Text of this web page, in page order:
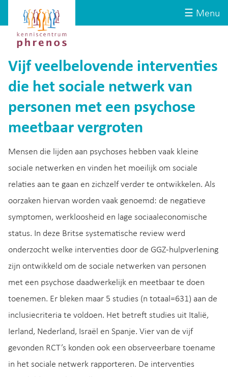
☰ Menu
Kenniscentrum
Phrenos
website
Vijf veelbelovende interventies
die het sociale netwerk van
personen met een psychose
meetbaar vergroten
Mensen die lijden aan psychoses hebben vaak kleine
sociale netwerken en vinden het moeilijk om sociale
relaties aan te gaan en zichzelf verder te ontwikkelen. Als
oorzaken hiervan worden vaak genoemd: de negatieve
symptomen, werkloosheid en lage sociaaleconomische
status. In deze Britse systematische review werd
onderzocht welke interventies door de GGZ-hulpverlening
zijn ontwikkeld om de sociale netwerken van personen
met een psychose daadwerkelijk en meetbaar te doen
toenemen. Er bleken maar 5 studies (n totaal=631) aan de
inclusiecriteria te voldoen. Het betreft studies uit Italië,
Ierland, Nederland, Israël en Spanje. Vier van de vijf
gevonden RCT’s konden ook een observeerbare toename
in het sociale netwerk rapporteren. De interventies